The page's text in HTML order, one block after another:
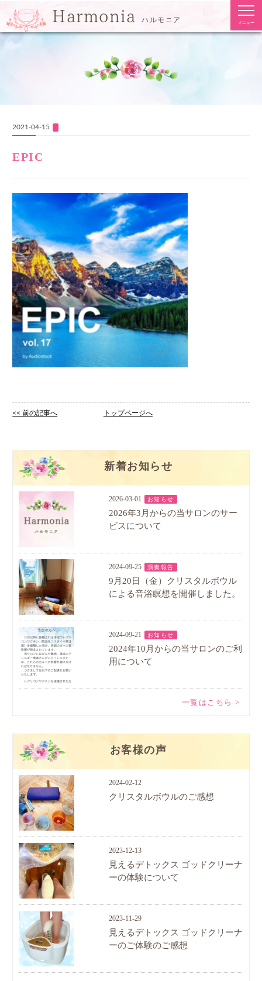
Harmonia ハルモニア メニュー
2021-04-15
EPIC
<< 前の記事へ トップページへ
新着お知らせ
2026-03-01 お知らせ
2026年3月からの当サロンのサー
ビスについて
2024-09-25 演奏報告
9月20日（金）クリスタルボウル
による音浴瞑想を開催しました。
2024-09-21 お知らせ
2024年10月からの当サロンのご利
用について
一覧はこちら >
お客様の声
2024-02-12
クリスタルボウルのご感想
2023-12-13
見えるデトックス ゴッドクリーナ
ーの体験について
2023-11-29
見えるデトックス ゴッドクリーナ
ーのご体験のご感想